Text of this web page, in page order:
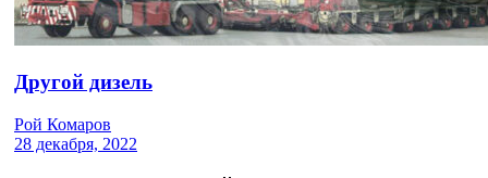
Другой дизель
Рой Комаров
28 декабря, 2022